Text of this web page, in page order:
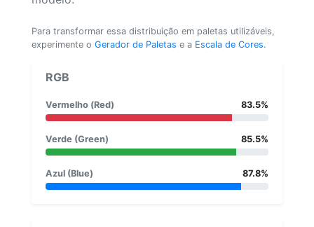
Para transformar essa distribuição em paletas utilizáveis,
experimente o Gerador de Paletas e a Escala de Cores.
RGB
Vermelho (Red) 83.5%
Verde (Green) 85.5%
Azul (Blue) 87.8%